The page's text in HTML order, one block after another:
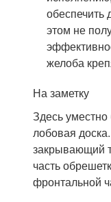
обеспечить
этом не
желоба
На заметку
Здесь уместно
лобовая
закрывающий
часть
фронтальной